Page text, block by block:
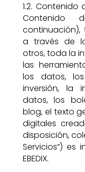
1.2. Contenido
Contenido
a través de
otros, toda la
las
los datos,
inversión, la
datos, los
blog, el texto
digitales
disposición,
Servicios”)
EBEDIX.